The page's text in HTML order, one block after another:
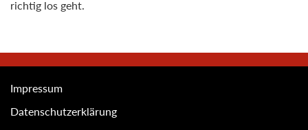
richtig los geht.
Impressum
Datenschutzerklärung